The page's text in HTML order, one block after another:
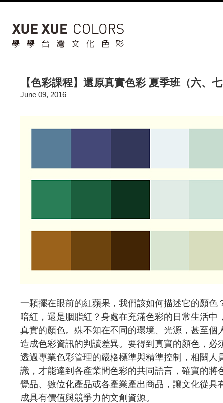
【色彩課程】還原真實色彩 夏季班（六、
June 09, 2016
一顆擺在眼前的紅蘋果，我們該如何描述它的顏色
暗紅，還是胭脂紅？身處在充滿色彩的日常生活中
真實的顏色。殊不知在不同的環境、光源，甚至個
造成色彩資訊的判讀差異。要得到真實的顏色，必
透過專業色彩管理的嚴格標準與精準控制，相關人
識，才能達到各產業間色彩的共同語言，確實的將
覺品、數位化產品或各產業產出商品，讓文化從具
成具有價值與競爭力的文創資源。